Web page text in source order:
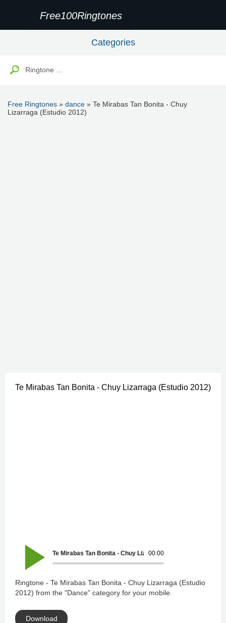
Free100Ringtones
Categories
Free Ringtones » dance » Te Mirabas Tan Bonita - Chuy
Lizarraga (Estudio 2012)
Te Mirabas Tan Bonita - Chuy Lizarraga (Estudio 2012)
00:00
Te Mirabas Tan Bonita - Chuy Lizarraga (Estudio 2012)
Ringtone - Te Mirabas Tan Bonita - Chuy Lizarraga (Estudio
2012) from the "Dance" category for your mobile.
Download